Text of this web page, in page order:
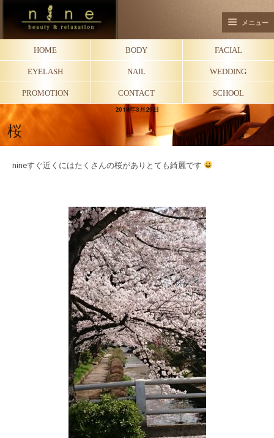
メニュー
HOME BODY FACIAL
EYELASH NAIL WEDDING
PROMOTION CONTACT SCHOOL
2018年3月29日
桜
nineすぐ近くにはたくさんの桜がありとても綺麗です